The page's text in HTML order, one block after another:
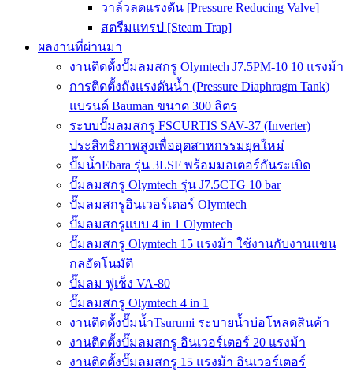
วาล์วลดแรงดัน [Pressure Reducing Valve]
สตรีมแทรป [Steam Trap]
ผลงานที่ผ่านมา
งานติดตั้งปั๊มลมสกรู Olymtech J7.5PM-10 10 แรงม้า
การติดตั้งถังแรงดันน้ำ (Pressure Diaphragm Tank)
แบรนด์ Bauman ขนาด 300 ลิตร
ระบบปั๊มลมสกรู FSCURTIS SAV-37 (Inverter)
ประสิทธิภาพสูงเพื่ออุตสาหกรรมยุคใหม่
ปั๊มน้ำEbara รุ่น 3LSF พร้อมมอเตอร์กันระเบิด
ปั๊มลมสกรู Olymtech รุ่น J7.5CTG 10 bar
ปั๊มลมสกรูอินเวอร์เตอร์ Olymtech
ปั๊มลมสกรูแบบ 4 in 1 Olymtech
ปั๊มลมสกรู Olymtech 15 แรงม้า ใช้งานกับงานแขน
กลอัตโนมัติ
ปั๊มลม ฟูเช็ง VA-80
ปั๊มลมสกรู Olymtech 4 in 1
งานติดตั้งปั๊มน้ำTsurumi ระบายน้ำบ่อโหลดสินค้า
งานติดตั้งปั๊มลมสกรู อินเวอร์เตอร์ 20 แรงม้า
งานติดตั้งปั๊มลมสกรู 15 แรงม้า อินเวอร์เตอร์